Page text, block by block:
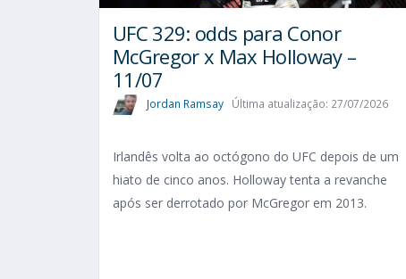
UFC 329: odds para Conor
McGregor x Max Holloway –
11/07
Jordan Ramsay Última atualização: 27/07/2026
Irlandês volta ao octógono do UFC depois de um
hiato de cinco anos. Holloway tenta a revanche
após ser derrotado por McGregor em 2013.